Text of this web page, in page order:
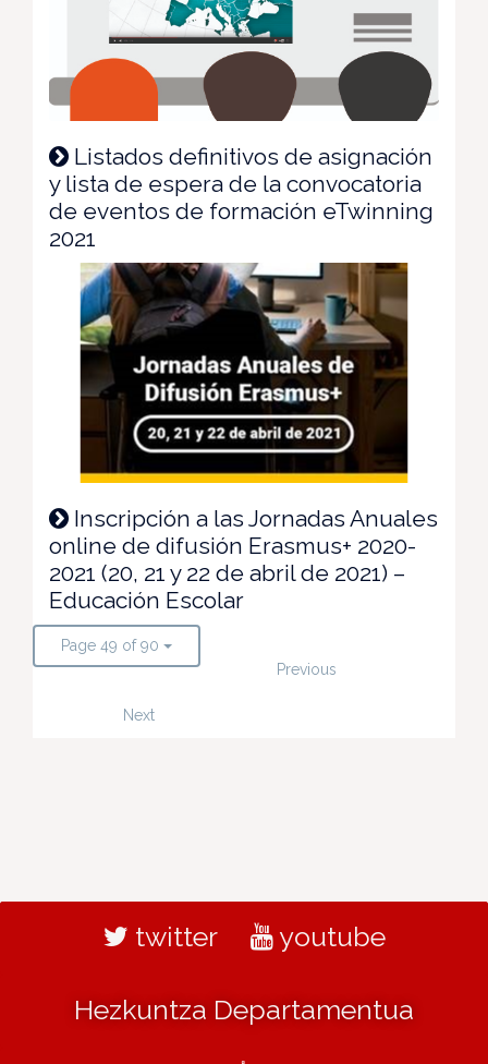
Listados definitivos de asignación
y lista de espera de la convocatoria
de eventos de formación eTwinning
2021
Inscripción a las Jornadas Anuales
online de difusión Erasmus+ 2020-
2021 (20, 21 y 22 de abril de 2021) –
Educación Escolar
Page 49 of 90
Previous
Next
twitter youtube
Hezkuntza Departamentua